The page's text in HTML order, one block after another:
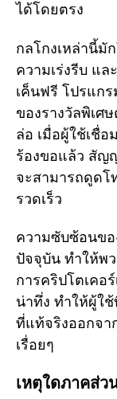
ได้โดยตรง
กลโกงเหล่านี้มั
ความเร่งรีบ แ
เค็นฟรี โปรแก
ของรางวัลพิเศ
ล่อ เมื่อผู้ใช้เชื่อ
ร้องขอแล้ว สัญ
จะสามารถดูดโ
รวดเร็ว
ความซับซ้อนขอ
ปัจจุบัน ทำให้พ
การคริปโตเคอ
น่าทึ่ง ทำให้ผู้ใ
ที่แท้จริงออกจา
เรื่อยๆ
เหตุใดภาคส่ว